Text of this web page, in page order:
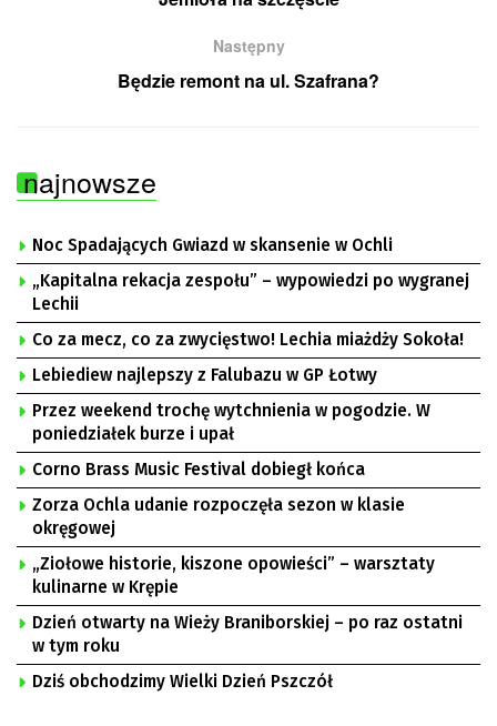
Następny
Będzie remont na ul. Szafrana?
najnowsze
Noc Spadających Gwiazd w skansenie w Ochli
„Kapitalna rekacja zespołu” – wypowiedzi po wygranej
Lechii
Co za mecz, co za zwycięstwo! Lechia miażdży Sokoła!
Lebiediew najlepszy z Falubazu w GP Łotwy
Przez weekend trochę wytchnienia w pogodzie. W
poniedziałek burze i upał
Corno Brass Music Festival dobiegł końca
Zorza Ochla udanie rozpoczęła sezon w klasie
okręgowej
„Ziołowe historie, kiszone opowieści” – warsztaty
kulinarne w Krępie
Dzień otwarty na Wieży Braniborskiej – po raz ostatni
w tym roku
Dziś obchodzimy Wielki Dzień Pszczół